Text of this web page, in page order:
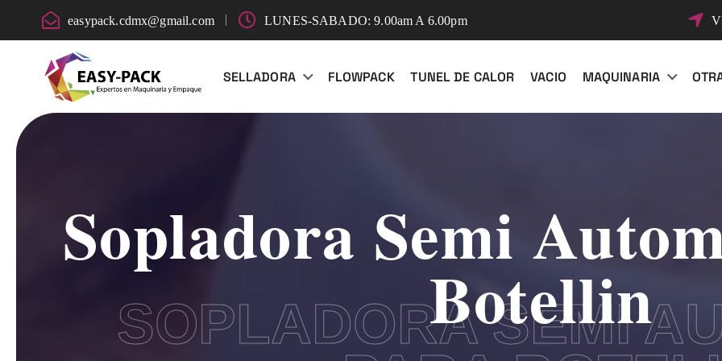
easypack.cdmx@gmail.com LUNES-SABADO: 9.00am A 6.00pm
SELLADORA FLOWPACK TUNEL DE CALOR VACIO MAQUINARIA
SOPLADORA SEMI
Sopladora Semi
Botellin